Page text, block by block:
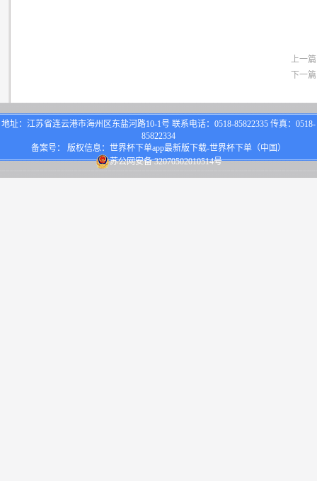
上一
下一
地址：江苏省连云港市海州区东盐河路10-1号 联系电话：0518-85822335 传真：0518-
85822334
备案号： 版权信息：世界杯下单app最新版下载-世界杯下单（中国）
苏公网安备 32070502010514号